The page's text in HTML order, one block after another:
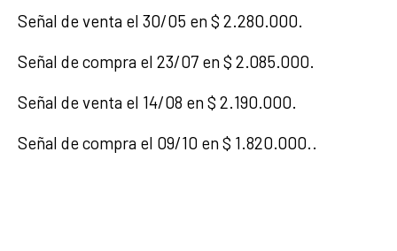
Señal de venta el 30/05 en $ 2.280.000.
Señal de compra el 23/07 en $ 2.085.000.
Señal de venta el 14/08 en $ 2.190.000.
Señal de compra el 09/10 en $ 1.820.000..